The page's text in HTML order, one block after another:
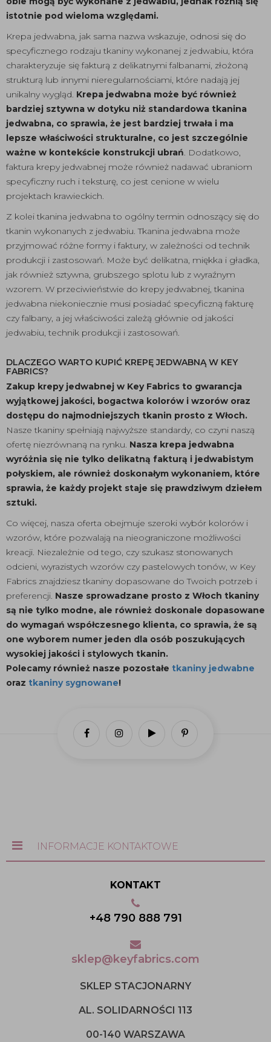
istotnie pod wieloma względami.
Krepa jedwabna, jak sama nazwa wskazuje, odnosi się do
specyficznego rodzaju tkaniny wykonanej z jedwabiu, która
charakteryzuje się fakturą z delikatnymi falbanami, złożoną
strukturą lub innymi nieregularnościami, które nadają jej
unikalny wygląd. Krepa jedwabna może być również
bardziej sztywna w dotyku niż standardowa tkanina
jedwabna, co sprawia, że jest bardziej trwała i ma
lepsze właściwości strukturalne, co jest szczególnie
ważne w kontekście konstrukcji ubrań . Dodatkowo,
faktura krepy jedwabnej może również nadawać ubraniom
specyficzny ruch i teksturę, co jest cenione w wielu
projektach krawieckich.
Z kolei tkanina jedwabna to ogólny termin odnoszący się do
tkanin wykonanych z jedwabiu. Tkanina jedwabna może
przyjmować różne formy i faktury, w zależności od technik
produkcji i zastosowań. Może być delikatna, miękka i gładka,
jak również sztywna, grubszego splotu lub z wyraźnym
wzorem. W przeciwieństwie do krepy jedwabnej, tkanina
jedwabna niekoniecznie musi posiadać specyficzną fakturę
czy falbany, a jej właściwości zależą głównie od jakości
jedwabiu, technik produkcji i zastosowań.
DLACZEGO WARTO KUPIĆ KREPĘ JEDWABNĄ W KEY
FABRICS?
Zakup krepy jedwabnej w Key Fabrics to gwarancja
wyjątkowej jakości, bogactwa kolorów i wzorów oraz
dostępu do najmodniejszych tkanin prosto z Włoch.
Nasze tkaniny spełniają najwyższe standardy, co czyni naszą
ofertę niezrównaną na rynku. Nasza krepa jedwabna
wyróżnia się nie tylko delikatną fakturą i jedwabistym
połyskiem, ale również doskonałym wykonaniem, które
sprawia, że każdy projekt staje się prawdziwym dziełem
sztuki.
Co więcej, nasza oferta obejmuje szeroki wybór kolorów i
wzorów, które pozwalają na nieograniczone możliwości
kreacji. Niezależnie od tego, czy szukasz stonowanych
odcieni, wyrazistych wzorów czy pastelowych tonów, w Key
Fabrics znajdziesz tkaniny dopasowane do Twoich potrzeb i
preferencji. Nasze sprowadzane prosto z Włoch tkaniny
są nie tylko modne, ale również doskonale dopasowane
do wymagań współczesnego klienta, co sprawia, że są
one wyborem numer jeden dla osób poszukujących
wysokiej jakości i stylowych tkanin.
Polecamy również nasze pozostałe tkaniny jedwabne
oraz tkaniny sygnowane!
INFORMACJE KONTAKTOWE
KONTAKT
+48 790 888 791
sklep@keyfabrics.com
SKLEP STACJONARNY
AL. SOLIDARNOŚCI 113
00-140 WARSZAWA